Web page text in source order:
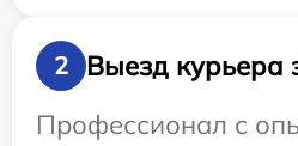
2
Выезд курьера
Профессионал с